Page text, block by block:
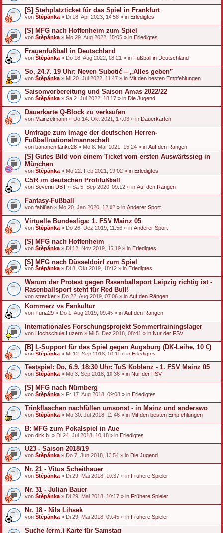
[S] Stehplatzticket für das Spiel in Frankfurt
von Štěpánka » Di 18. Apr 2023, 14:58 » in Erledigtes
[S] MFG nach Hoffenheim zum Spiel
von Štěpánka » Mo 29. Aug 2022, 15:05 » in Erledigtes
Frauenfußball in Deutschland
von Štěpánka » Do 18. Aug 2022, 08:21 » in Fußball in Deutschland
So, 24.7. 19 Uhr: Neven Subotić – „Alles geben”
von Štěpánka » Mi 20. Jul 2022, 11:47 » in Mit den besten Empfehlungen
Saisonvorbereitung und Saison Amas 2022/22
von Štěpánka » Sa 2. Jul 2022, 18:17 » in Die Jugend
Dauerkarte Q-Block zu verkaufen
von Mainzelmann » Do 14. Okt 2021, 17:03 » in Dauerkarten
Umfrage zum Image der deutschen Herren-
Fußballnationalmannschaft
von bananenflanke28 » Mo 8. Mär 2021, 15:24 » in Auf den Rängen
[S] Gutes Bild von einem Ticket vom ersten Auswärtssieg in
München
von Štěpánka » Mo 22. Feb 2021, 19:02 » in Erledigtes
CSR im deutschen Profifußball
von Severin UBT » Sa 5. Sep 2020, 09:12 » in Auf den Rängen
Fantasy-Fußball
von fabi8an » Mo 20. Jan 2020, 12:02 » in Anderer Sport
Virtuelle Bundesliga: 1. FSV Mainz 05
von Štěpánka » Do 26. Dez 2019, 11:56 » in Anderer Sport
[S] MFG nach Hoffenheim
von Štěpánka » Di 12. Nov 2019, 16:19 » in Erledigtes
[S] MFG nach Düsseldoirf zum Spiel
von Štěpánka » Di 8. Okt 2019, 18:12 » in Erledigtes
Warum der Protest gegen Rasenballsport Leipzig richtig ist -
Rasenballsport steht für Red Bull!
von strecker » Do 22. Aug 2019, 07:06 » in Auf den Rängen
Kommerz vs Fankultur
von Turia29 » Do 1. Aug 2019, 09:45 » in Auf den Rängen
Internationales Forschungsprojekt Sommertrainingslager
von Hochschule Luzern » Mi 5. Dez 2018, 08:41 » in Nur der FSV
[B] L-Support für das Spiel gegen Augsburg (DK-Leihe, 10 €)
von Štěpánka » Mi 12. Sep 2018, 00:11 » in Erledigtes
Testspiel: Do, 6.9. 18:30 Uhr: TuS Koblenz - 1. FSV Mainz 05
von Štěpánka » Mo 3. Sep 2018, 10:36 » in Nur der FSV
[S] MFG nach Nürnberg
von Štěpánka » Fr 17. Aug 2018, 09:08 » in Erledigtes
Trinkflaschen nachfüllen umsonst - in Mainz und anderswo
von Štěpánka » Mo 30. Jul 2018, 11:46 » in Mit den besten Empfehlungen
B: MFG zum Pokalspiel in Aue
von dirk b. » Di 24. Jul 2018, 10:18 » in Erledigtes
U23 - Saison 2018/19
von Štěpánka » Do 7. Jun 2018, 13:54 » in Die Jugend
Nr. 21 - Vitus Scheithauer
von Štěpánka » Di 29. Mai 2018, 10:37 » in Frühere Spieler
Nr. 31 - Julian Bauer
von Štěpánka » Di 29. Mai 2018, 10:17 » in Frühere Spieler
Nr. 18 - Nils Lihsek
von Štěpánka » Di 29. Mai 2018, 09:45 » in Frühere Spieler
Suche (erm.) Karte für Samstag